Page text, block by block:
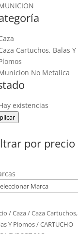
Cartuchos, Balas Y
No Metalica
existencias
por precio
/Caza/Caza Cartuchos,
Y Plomos/ CARTUCHO